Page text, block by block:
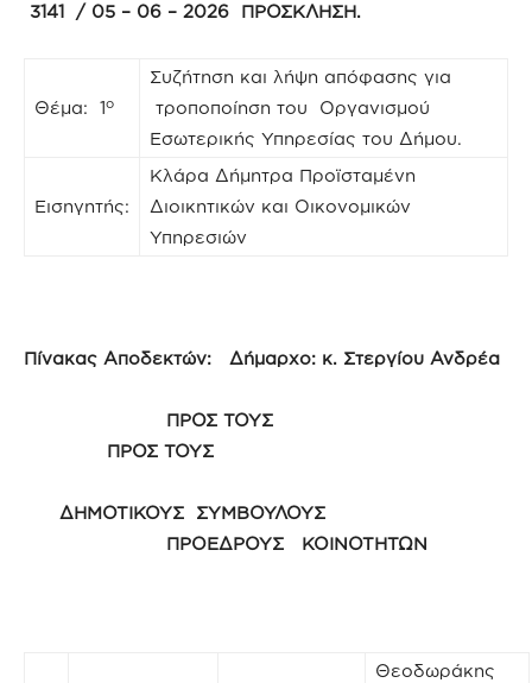
3141 / 05 – 06 – 2026 ΠΡΟΣΚΛΗΣΗ.
Θέμα: 1ο
Συζήτηση και λήψη απόφασης για
τροποποίηση του Οργανισμού
Εσωτερικής Υπηρεσίας του Δήμου.
Εισηγητής:
Κλάρα Δήμητρα Προϊσταμένη
Διοικητικών και Οικονομικών
Υπηρεσιών
Πίνακας Αποδεκτών: Δήμαρχο: κ. Στεργίου Ανδρέα
ΠΡΟΣ ΤΟΥΣ
ΠΡΟΣ ΤΟΥΣ
ΔΗΜΟΤΙΚΟΥΣ ΣΥΜΒΟΥΛΟΥΣ
ΠΡΟΕΔΡΟΥΣ ΚΟΙΝΟΤΗΤΩΝ
Θεοδωράκης